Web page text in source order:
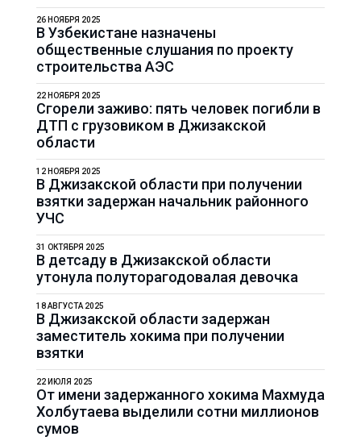
В Узбекистане назначены
общественные слушания по проекту
строительства АЭС
26 НОЯБРЯ 2025
Сгорели заживо: пять человек погибли в
ДТП с грузовиком в Джизакской
области
22 НОЯБРЯ 2025
В Джизакской области при получении
взятки задержан начальник районного
УЧС
12 НОЯБРЯ 2025
В детсаду в Джизакской области
утонула полуторагодовалая девочка
31 ОКТЯБРЯ 2025
В Джизакской области задержан
заместитель хокима при получении
взятки
18 АВГУСТА 2025
От имени задержанного хокима Махмуда
Холбутаева выделили сотни миллионов
сумов
22 ИЮЛЯ 2025